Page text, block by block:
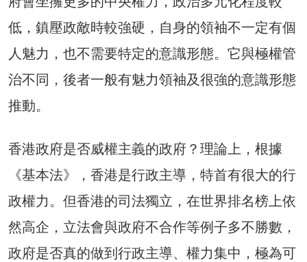
低，鎮壓政敵時較強硬，自身的領袖不一定有個
人魅力，也不需要特定的意識形態。它與極權管
治不同，後者一般有魅力領袖及很強的意識形態
推動。
香港政府是否威權主義的政府？理論上，根據
《基本法》，香港是行政主導，特首有很大的行
政權力。但香港的司法獨立，在世界排名榜上依
然高企，立法會與政府不合作等例子多不勝數，
政府是否真的做到行政主導、權力集中，極為可